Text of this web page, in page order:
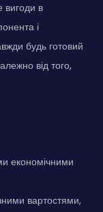
вигоди в
і
будь готовий
від того,
економічними
вартостями,